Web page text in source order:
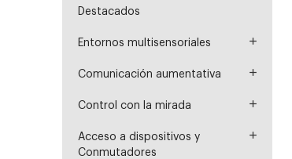
Destacados
Entornos multisensoriales
Comunicación aumentativa
Control con la mirada
Acceso a dispositivos y
Conmutadores